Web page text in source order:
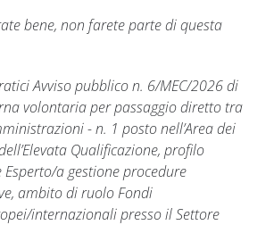
bene, non farete parte di questa
Avviso pubblico n. 6/MEC/2026 di
volontaria per passaggio diretto tra
- n. 1 posto nell’Area dei
Qualificazione, profilo
a gestione procedure
ambito di ruolo Fondi
internazionali presso il Settore